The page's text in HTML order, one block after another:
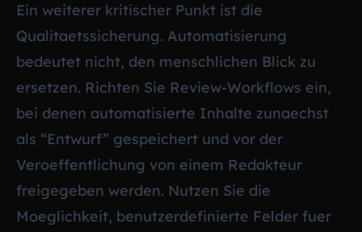
Ein weiterer kritischer Punkt ist die
Qualitaetssicherung. Automatisierung
bedeutet nicht, den menschlichen Blick zu
ersetzen. Richten Sie Review-Workflows ein,
bei denen automatisierte Inhalte zunaechst
als “Entwurf” gespeichert und vor der
Veroeffentlichung von einem Redakteur
freigegeben werden. Nutzen Sie die
Moeglichkeit, benutzerdefinierte Felder fuer